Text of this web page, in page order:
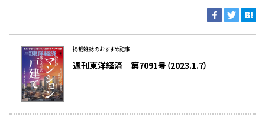
掲載雑誌のおすすめ記事
週刊東洋経済 第7091号（2023.1.7）